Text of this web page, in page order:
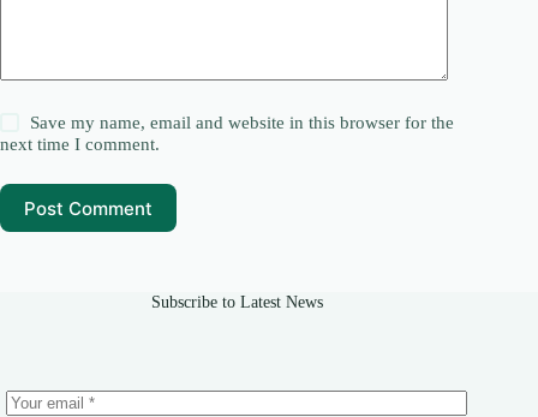
Save my name, email and website in this browser for the
next time I comment.
Post Comment
Subscribe to Latest News